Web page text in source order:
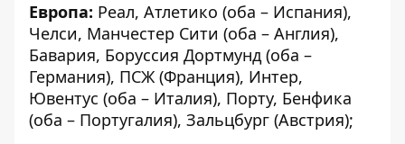
Европа: Реал, Атлетико (оба – Испания),
Челси, Манчестер Сити (оба – Англия),
Бавария, Боруссия Дортмунд (оба –
Германия), ПСЖ (Франция), Интер,
Ювентус (оба – Италия), Порту, Бенфика
(оба – Португалия), Зальцбург (Австрия);